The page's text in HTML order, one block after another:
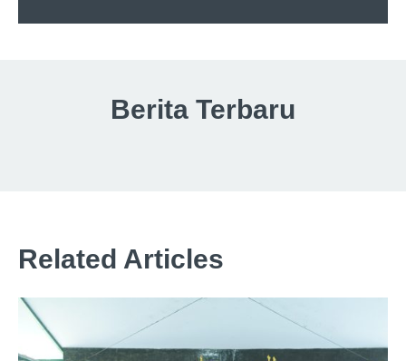
Berita Terbaru
Related Articles